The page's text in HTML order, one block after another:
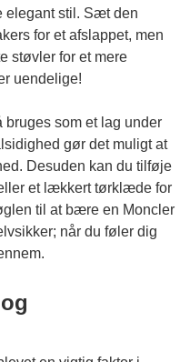
elegant stil. Sæt den
for et afslappet, men
støvler for et mere
uendelige!
bruges som et lag under
gør det muligt at
Desuden kan du tilføje
et lækkert tørklæde for
til at bære en Moncler
når du føler dig